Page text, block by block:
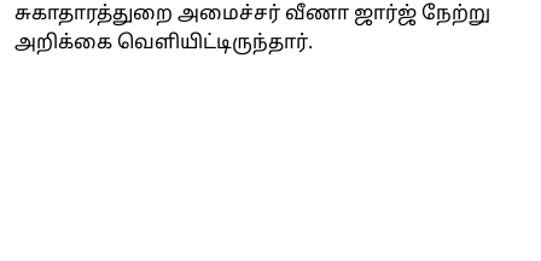
சுகாதாரத்துறை அமைச்சர் வீணா ஜார்ஜ் நேற்று
அறிக்கை வெளியிட்டிருந்தார்.